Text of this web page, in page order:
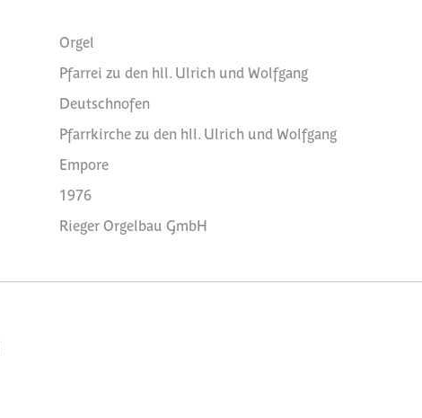
Orgel
Pfarrei zu den hll. Ulrich und Wolfgang
Deutschnofen
Pfarrkirche zu den hll. Ulrich und Wolfgang
Empore
1976
Rieger Orgelbau GmbH